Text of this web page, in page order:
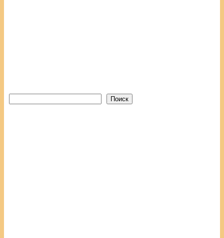
Поиск